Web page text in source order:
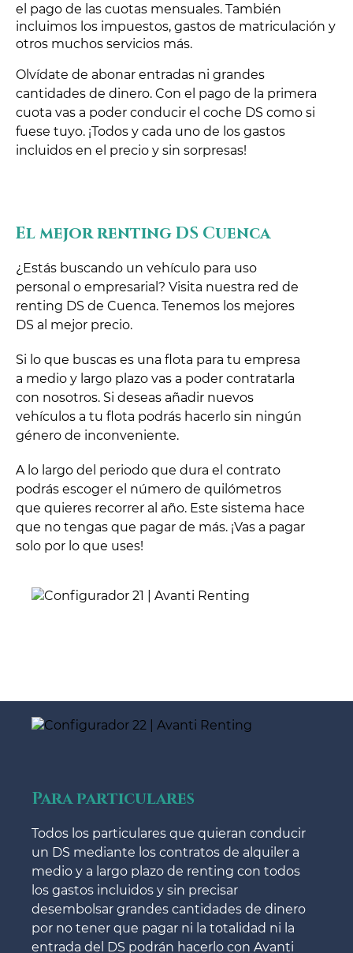
el pago de las cuotas mensuales. También
incluimos los impuestos, gastos de matriculación y
otros muchos servicios más.
Olvídate de abonar entradas ni grandes
cantidades de dinero. Con el pago de la primera
cuota vas a poder conducir el coche DS como si
fuese tuyo. ¡Todos y cada uno de los gastos
incluidos en el precio y sin sorpresas!
El mejor renting DS Cuenca
¿Estás buscando un vehículo para uso
personal o empresarial? Visita nuestra red de
renting DS de Cuenca. Tenemos los mejores
DS al mejor precio.
Si lo que buscas es una flota para tu empresa
a medio y largo plazo vas a poder contratarla
con nosotros. Si deseas añadir nuevos
vehículos a tu flota podrás hacerlo sin ningún
género de inconveniente.
A lo largo del periodo que dura el contrato
podrás escoger el número de quilómetros
que quieres recorrer al año. Este sistema hace
que no tengas que pagar de más. ¡Vas a pagar
solo por lo que uses!
Para particulares
Todos los particulares que quieran conducir
un DS mediante los contratos de alquiler a
medio y a largo plazo de renting con todos
los gastos incluidos y sin precisar
desembolsar grandes cantidades de dinero
por no tener que pagar ni la totalidad ni la
entrada del DS podrán hacerlo con Avanti